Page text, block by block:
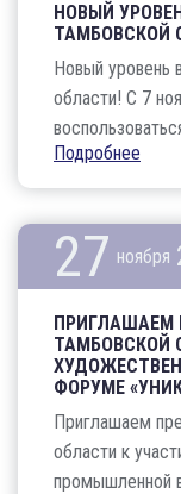
НОВЫЙ
ТАМБОВСКОЙ
Новый уровень
области! С 7
Подробнее
27 ноября
ПРИГЛАШАЕМ
ТАМБОВСКОЙ
ФОРУМЕ
Приглашаем
области к
промышленной